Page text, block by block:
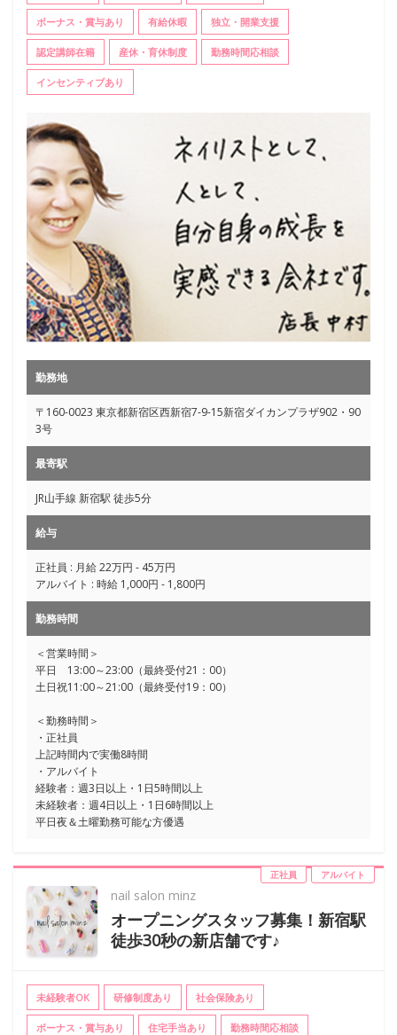
ボーナス・賞与あり 有給休暇 独立・開業支援
認定講師在籍 産休・育休制度 勤務時間応相談
インセンティブあり
勤務地
〒160-0023 東京都新宿区西新宿7-9-15新宿ダイカンプラザ902・90
3号
最寄駅
JR山手線 新宿駅 徒歩5分
給与
正社員 : 月給 22万円 - 45万円
アルバイト : 時給 1,000円 - 1,800円
勤務時間
＜営業時間＞
平日 13:00～23:00（最終受付21：00）
土日祝11:00～21:00（最終受付19：00）
＜勤務時間＞
・正社員
上記時間内で実働8時間
・アルバイト
経験者：週3日以上・1日5時間以上
未経験者：週4日以上・1日6時間以上
平日夜＆土曜勤務可能な方優遇
正社員 アルバイト
nail salon minz
オープニングスタッフ募集！新宿駅
徒歩30秒の新店舗です♪
未経験者OK 研修制度あり 社会保険あり
ボーナス・賞与あり 住宅手当あり 勤務時間応相談